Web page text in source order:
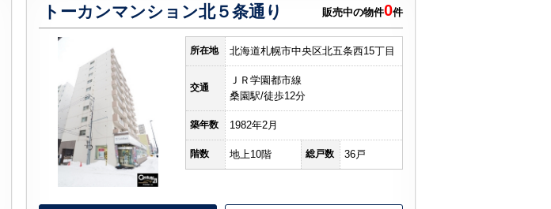
トーカンマンション北５条通り 販売中の物件0件
所在地 北海道札幌市中央区北五条西15丁目
交通
ＪＲ学園都市線
桑園駅/徒歩12分
築年数 1982年2月
階数 地上10階 総戸数 36戸